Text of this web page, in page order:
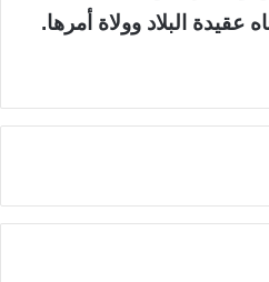
عقيدة البلاد وولاة أمرها.